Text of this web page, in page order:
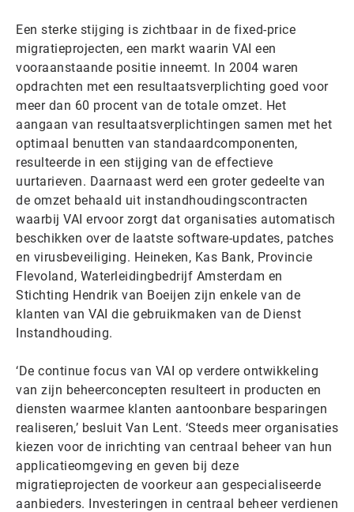
Een sterke stijging is zichtbaar in de fixed-price
migratieprojecten, een markt waarin VAI een
vooraanstaande positie inneemt. In 2004 waren
opdrachten met een resultaatsverplichting goed voor
meer dan 60 procent van de totale omzet. Het
aangaan van resultaatsverplichtingen samen met het
optimaal benutten van standaardcomponenten,
resulteerde in een stijging van de effectieve
uurtarieven. Daarnaast werd een groter gedeelte van
de omzet behaald uit instandhoudingscontracten
waarbij VAI ervoor zorgt dat organisaties automatisch
beschikken over de laatste software-updates, patches
en virusbeveiliging. Heineken, Kas Bank, Provincie
Flevoland, Waterleidingbedrijf Amsterdam en
Stichting Hendrik van Boeijen zijn enkele van de
klanten van VAI die gebruikmaken van de Dienst
Instandhouding.
‘De continue focus van VAI op verdere ontwikkeling
van zijn beheerconcepten resulteert in producten en
diensten waarmee klanten aantoonbare besparingen
realiseren,’ besluit Van Lent. ‘Steeds meer organisaties
kiezen voor de inrichting van centraal beheer van hun
applicatieomgeving en geven bij deze
migratieprojecten de voorkeur aan gespecialiseerde
aanbieders. Investeringen in centraal beheer verdienen